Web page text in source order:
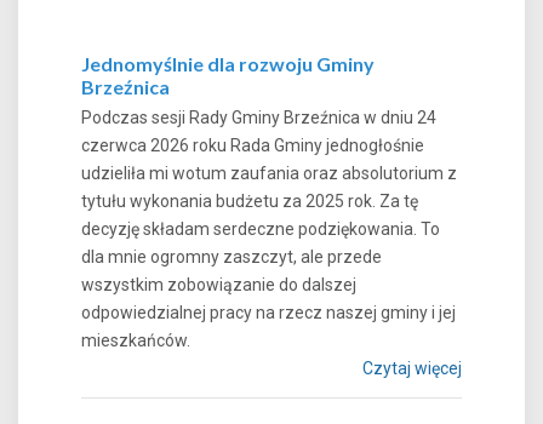
Jednomyślnie dla rozwoju Gminy
Brzeźnica
Podczas sesji Rady Gminy Brzeźnica w dniu 24
czerwca 2026 roku Rada Gminy jednogłośnie
udzieliła mi wotum zaufania oraz absolutorium z
tytułu wykonania budżetu za 2025 rok. Za tę
decyzję składam serdeczne podziękowania. To
dla mnie ogromny zaszczyt, ale przede
wszystkim zobowiązanie do dalszej
odpowiedzialnej pracy na rzecz naszej gminy i jej
mieszkańców.
Czytaj więcej